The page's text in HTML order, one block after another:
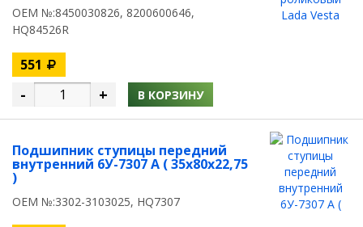
OEM №:8450030826, 8200600646,
HQ84526R
551
- + В КОРЗИНУ
Подшипник ступицы передний
внутренний 6У-7307 А ( 35x80x22,75
)
OEM №:3302-3103025, HQ7307